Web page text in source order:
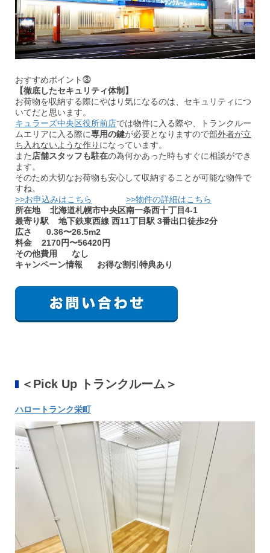
おすすめポイント⓷
【徹底したセキュリティ体制】
お荷物を収納する際にやはり気になるのは、セキュリティにつ
いてだと思います。
キュラーズ中央区役所前店では物件に入る際や、トランクルー
ムエリアに入る際に専用の鍵が必要となりますので部外者が立
ち入れないような作り になっています。
また 店舗スタッフも駐在の為何かあった時もすぐに相談ができ
ます。
そのため大切なお荷物も安心して収納することが可能な物件で
すね。
>>お申込みはこちら
>>物件の詳細はこちら
所在地 北海道札幌市中央区南一条西十丁目4-1
最寄り駅 地下鉄東西線 西11丁目駅 3番出口徒歩2分
広さ 0.36〜26.5m2
料金 2170円〜56420円
その他費用 なし
キャンペーン情報 お得な割引特典あり
＜Pick Up トランクルーム＞
ハロートランク栄町